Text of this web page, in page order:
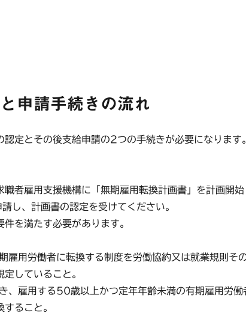
申請手続きの流れ
定とその後支給申請の2つの手続きが必要になります
者雇用支援機構に「無期雇用転換計画書」を計画開始
し、計画書の認定を受けてください。
を満たす必要があります。
雇用労働者に転換する制度を労働協約又は就業規則そ
していること。
雇用する50歳以上かつ定年年齢未満の有期雇用労働
ること。